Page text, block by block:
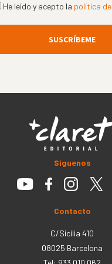
He leído y acepto la política
Síguenos
Contacto
C/Sicília 410
08025 Barcelona